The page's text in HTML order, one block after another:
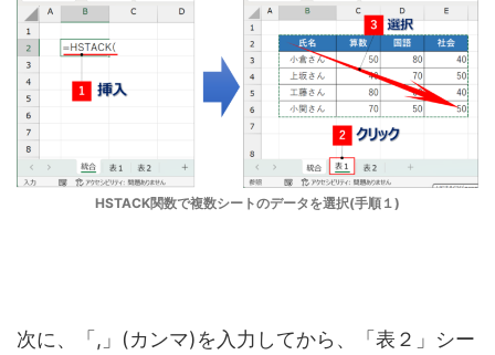
HSTACK関数で複数シートのデータを選択(手順１)
次に、「,」(カンマ)を入力してから、「表２」シー